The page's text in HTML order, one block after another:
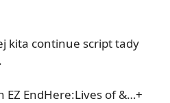
kita continue script tady
EZ EndHere:Lives of &…+